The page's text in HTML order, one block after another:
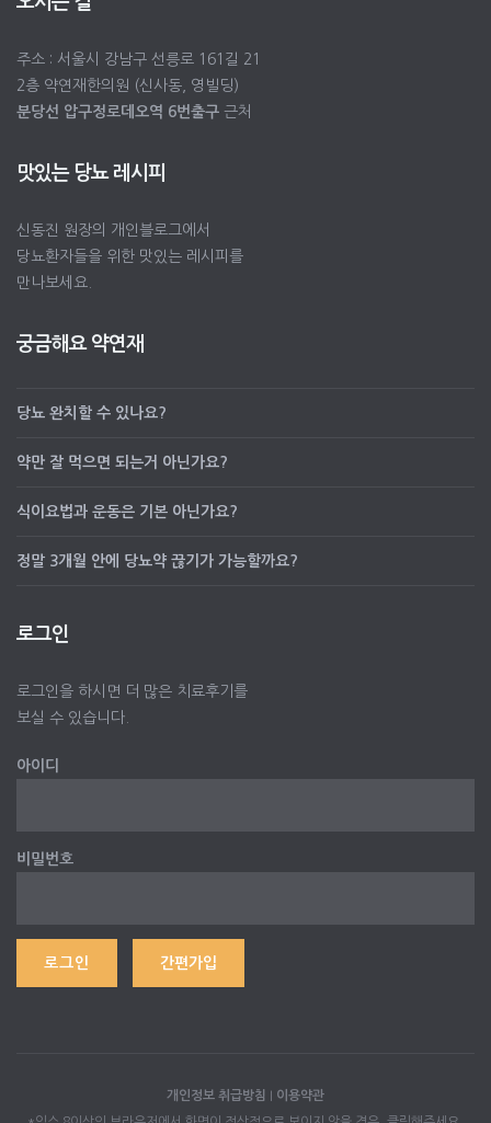
주소 : 서울시 강남구 선릉로 161길 21
2층 약연재한의원 (신사동, 영빌딩)
분당선 압구정로데오역 6번출구 근처
맛있는 당뇨 레시피
신동진 원장의 개인블로그에서
당뇨환자들을 위한 맛있는 레시피를
만나보세요.
궁금해요 약연재
당뇨 완치할 수 있나요?
약만 잘 먹으면 되는거 아닌가요?
식이요법과 운동은 기본 아닌가요?
정말 3개월 안에 당뇨약 끊기가 가능할까요?
로그인
로그인을 하시면 더 많은 치료후기를
보실 수 있습니다.
아이디
비밀번호
간편가입
개인정보 취급방침 I 이용약관